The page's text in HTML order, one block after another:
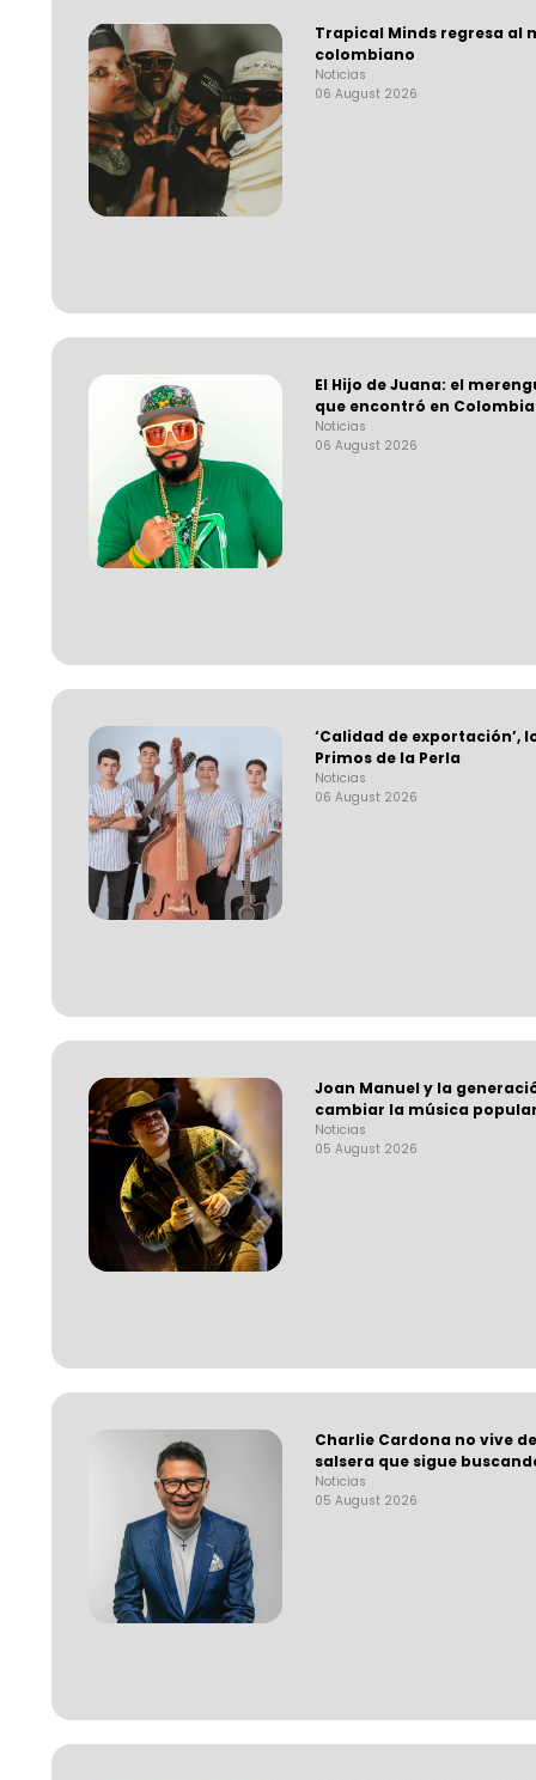
Trapical Minds regresa al
colombiano
Noticias
06 August 2026
El Hijo de Juana: el
que encontró en
Noticias
06 August 2026
‘Calidad de exportación’,
Primos de la Perla
Noticias
06 August 2026
Joan Manuel y la
cambiar la música
Noticias
05 August 2026
Charlie Cardona no vive
salsera que sigue
Noticias
05 August 2026